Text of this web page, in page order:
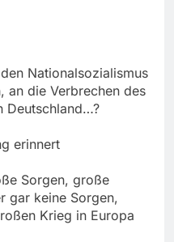
Nationalsozialismus
an die Verbrechen des
Deutschland…?
erinnert
Sorgen, große
gar keine Sorgen,
Krieg in Europa